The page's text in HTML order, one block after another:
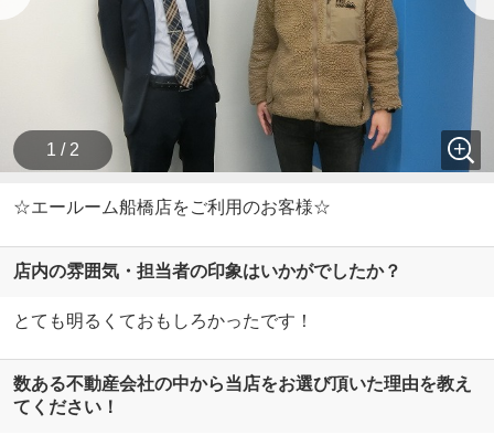
1 / 2
☆エールーム船橋店をご利用のお客様☆
店内の雰囲気・担当者の印象はいかがでしたか？
とても明るくておもしろかったです！
数ある不動産会社の中から当店をお選び頂いた理由を教え
てください！